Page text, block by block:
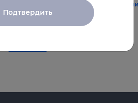
Подтвердить